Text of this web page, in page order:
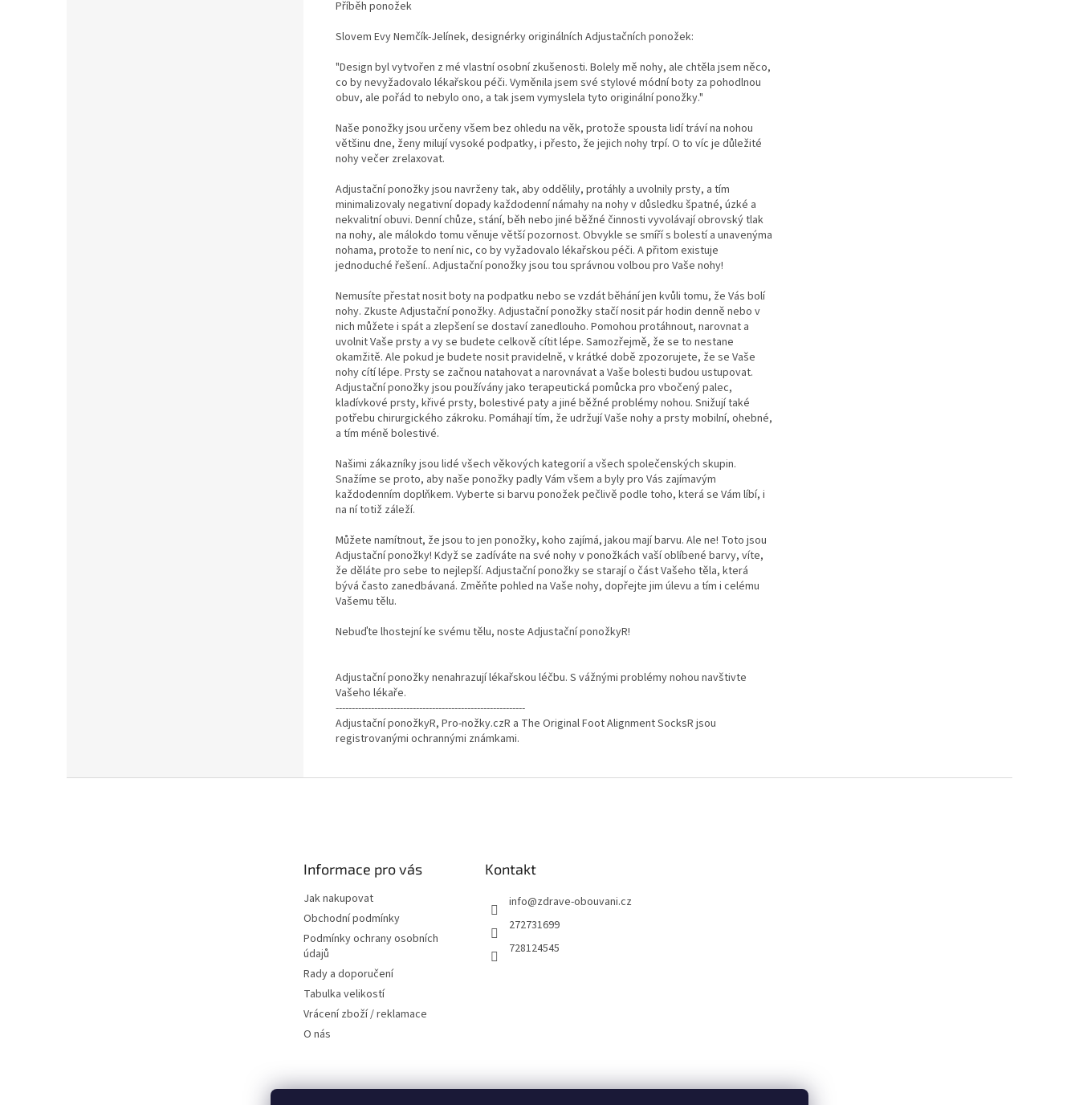
Příběh ponožek
Slovem Evy Nemčík-Jelínek, designérky originálních Adjustačních ponožek:
"Design byl vytvořen z mé vlastní osobní zkušenosti. Bolely mě nohy, ale chtěla jsem něco,
co by nevyžadovalo lékařskou péči. Vyměnila jsem své stylové módní boty za pohodlnou
obuv, ale pořád to nebylo ono, a tak jsem vymyslela tyto originální ponožky."
Naše ponožky jsou určeny všem bez ohledu na věk, protože spousta lidí tráví na nohou
většinu dne, ženy milují vysoké podpatky, i přesto, že jejich nohy trpí. O to víc je důležité
nohy večer zrelaxovat.
Adjustační ponožky jsou navrženy tak, aby oddělily, protáhly a uvolnily prsty, a tím
minimalizovaly negativní dopady každodenní námahy na nohy v důsledku špatné, úzké a
nekvalitní obuvi. Denní chůze, stání, běh nebo jiné běžné činnosti vyvolávají obrovský tlak
na nohy, ale málokdo tomu věnuje větší pozornost. Obvykle se smíří s bolestí a unavenýma
nohama, protože to není nic, co by vyžadovalo lékařskou péči. A přitom existuje
jednoduché řešení.. Adjustační ponožky jsou tou správnou volbou pro Vaše nohy!
Nemusíte přestat nosit boty na podpatku nebo se vzdát běhání jen kvůli tomu, že Vás bolí
nohy. Zkuste Adjustační ponožky. Adjustační ponožky stačí nosit pár hodin denně nebo v
nich můžete i spát a zlepšení se dostaví zanedlouho. Pomohou protáhnout, narovnat a
uvolnit Vaše prsty a vy se budete celkově cítit lépe. Samozřejmě, že se to nestane
okamžitě. Ale pokud je budete nosit pravidelně, v krátké době zpozorujete, že se Vaše
nohy cítí lépe. Prsty se začnou natahovat a narovnávat a Vaše bolesti budou ustupovat.
Adjustační ponožky jsou používány jako terapeutická pomůcka pro vbočený palec,
kladívkové prsty, křivé prsty, bolestivé paty a jiné běžné problémy nohou. Snižují také
potřebu chirurgického zákroku. Pomáhají tím, že udržují Vaše nohy a prsty mobilní, ohebné,
a tím méně bolestivé.
Našimi zákazníky jsou lidé všech věkových kategorií a všech společenských skupin.
Snažíme se proto, aby naše ponožky padly Vám všem a byly pro Vás zajímavým
každodenním doplňkem. Vyberte si barvu ponožek pečlivě podle toho, která se Vám líbí, i
na ní totiž záleží.
Můžete namítnout, že jsou to jen ponožky, koho zajímá, jakou mají barvu. Ale ne! Toto jsou
Adjustační ponožky! Když se zadíváte na své nohy v ponožkách vaší oblíbené barvy, víte,
že děláte pro sebe to nejlepší. Adjustační ponožky se starají o část Vašeho těla, která
bývá často zanedbávaná. Změňte pohled na Vaše nohy, dopřejte jim úlevu a tím i celému
Vašemu tělu.
Nebuďte lhostejní ke svému tělu, noste Adjustační ponožkyR!
Adjustační ponožky nenahrazují lékařskou léčbu. S vážnými problémy nohou navštivte
Vašeho lékaře.
-----------------------------------------------------------
Adjustační ponožkyR, Pro-nožky.czR a The Original Foot Alignment SocksR jsou
registrovanými ochrannými známkami.
Informace pro vás
Jak nakupovat
Obchodní podmínky
Podmínky ochrany osobních
údajů
Rady a doporučení
Tabulka velikostí
Vrácení zboží / reklamace
O nás
Kontakt
info@zdrave-obouvani.cz
272731699
728124545